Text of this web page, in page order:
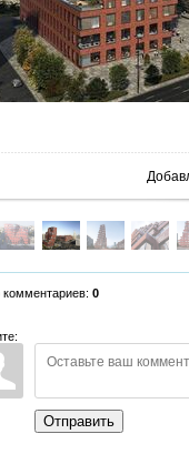
В
комментариев: 0
Отправить